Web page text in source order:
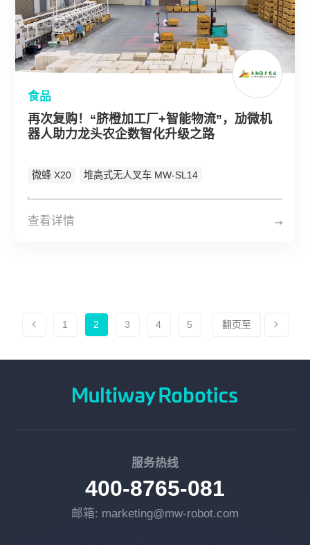
食品
再次复购！“脐橙加工厂+智能物流”，劢微机
器人助力龙头农企数智化升级之路
微蜂 X20 堆高式无人叉车 MW-SL14
查看详情
1 2 3 4 5
服务热线
400-8765-081
邮箱: marketing@mw-robot.com